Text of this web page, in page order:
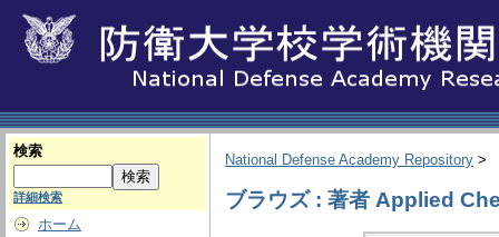
検索
詳細検索
ホーム
National Defense Academy Repository >
ブラウズ : 著者 Applied